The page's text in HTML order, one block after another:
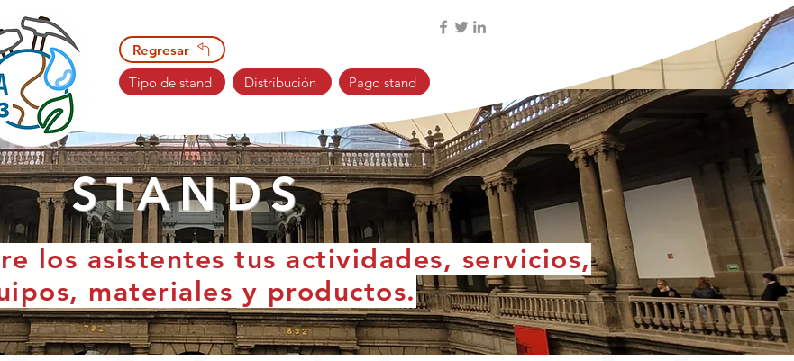
STANDS
los asistentes tus actividades, servicios,
materiales y productos.
Regresar
Tipo de stand
Distribución Pago stand